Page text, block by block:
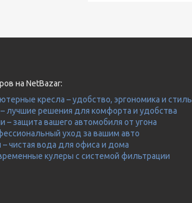
на NetBazar:
кресла – удобство, эргономика и стиль
– лучшие решения для комфорта и удобства
– защита вашего автомобиля от угона
уход за вашим авто
чистая вода для офиса и дома
кулеры с системой фильтрации